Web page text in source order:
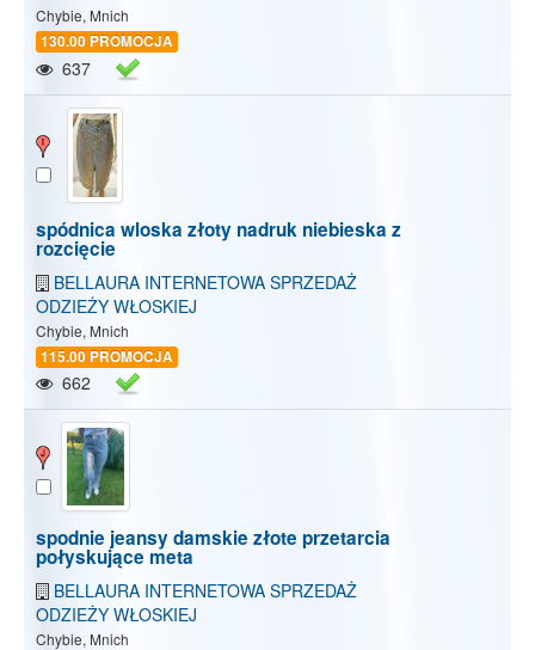
Chybie, Mnich
130.00 PROMOCJA
637
spódnica wloska złoty nadruk niebieska z
rozcięcie
BELLAURA INTERNETOWA SPRZEDAŻ
ODZIEŻY WŁOSKIEJ
Chybie, Mnich
115.00 PROMOCJA
662
spodnie jeansy damskie złote przetarcia
połyskujące meta
BELLAURA INTERNETOWA SPRZEDAŻ
ODZIEŻY WŁOSKIEJ
Chybie, Mnich